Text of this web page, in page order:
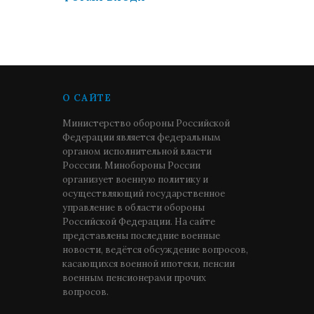
О САЙТЕ
Министерство обороны Российской
Федерации является федеральным
органом исполнительной власти
Росссии. Минобороны России
организует военную политику и
осуществляющий государственное
управление в области обороны
Российской Федерации. На сайте
представлены последние военные
новости, ведётся обсуждение вопросов,
касающихся военной ипотеки, пенсии
военным пенсионерами прочих
вопросов.